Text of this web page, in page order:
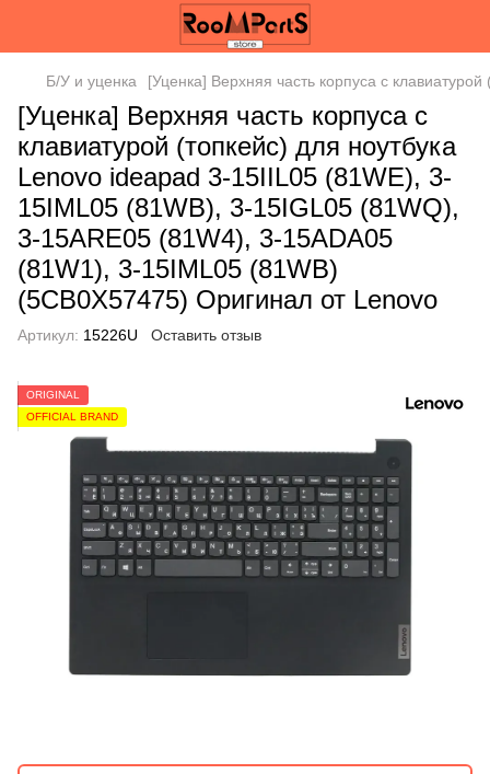
Б/У и уценка [Уценка] Верхняя часть корпуса с
[Уценка] Верхняя часть корпуса с
клавиатурой (топкейс) для ноутбука
Lenovo ideapad 3-15IIL05 (81WE), 3-
15IML05 (81WB), 3-15IGL05 (81WQ),
3-15ARE05 (81W4), 3-15ADA05
(81W1), 3-15IML05 (81WB)
(5CB0X57475) Оригинал от Lenovo
Артикул: 15226U Оставить отзыв
ORIGINAL
OFFICIAL BRAND